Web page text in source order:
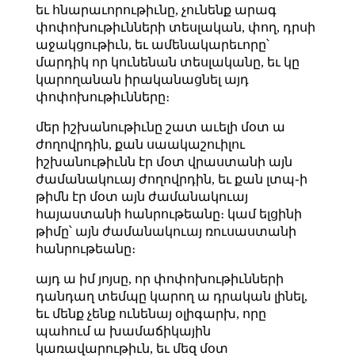
եւ հնարաւորութիւնը, չունենք արագ
փոփոխութիւնների տեսլական, փող, դրսի
աջակցութիւն, եւ ամենակարեւորը՝
մարդիկ որ կունենան տեսլականը, եւ կը
կարողանան իրականացնել այդ
փոփոխութիւնները։
մեր իշխանութիւնը շատ աւելի մօտ ա
ժողովրդին, քան սաակաշուիլու
իշխանութիւնն էր մօտ վրաստանի այն
ժամանակուայ ժողովրդին, եւ քան լտպ֊ի
թիմն էր մօտ այն ժամանակուայ
հայաստանի հանրութեանը։ կամ ելցինի
թիմը՝ այն ժամանակուայ ռուսաստանի
հանրութեանը։
այդ ա իմ յոյսը, որ փոփոխութիւնների
դանդաղ տեմպը կարող ա դրական լինել,
եւ մենք չենք ունենայ օլիգարխ, որը
պահում ա խամաճիկային
կառավարութիւն, եւ մեզ մօտ